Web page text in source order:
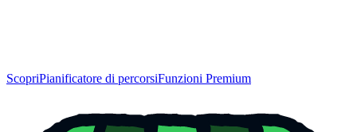
ScopriPianificatore di percorsiFunzioni Premium